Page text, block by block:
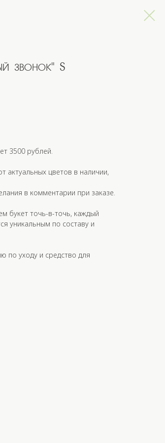
звонок" S
3500 рублей.
актуальных цветов в наличии,
в комментарии при заказе.
букет точь-в-точь, каждый
уникальным по составу и
по уходу и средство для